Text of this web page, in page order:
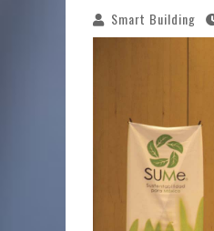
Smart Building